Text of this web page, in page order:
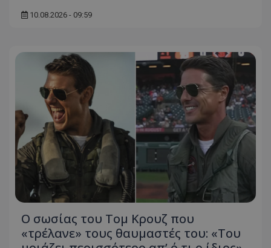
10.08.2026 - 09:59
Ο σωσίας του Τομ Κρουζ που
«τρέλανε» τους θαυμαστές του: «Του